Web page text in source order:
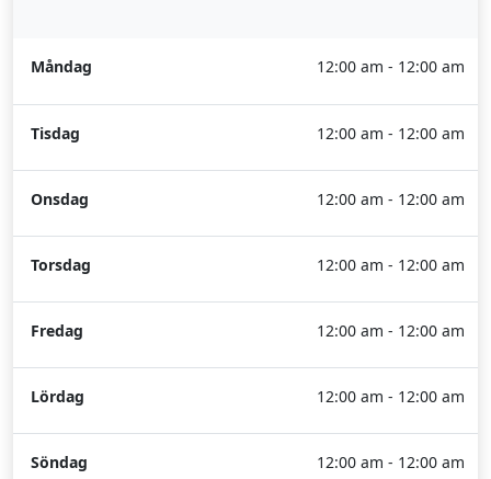
Måndag 12:00 am - 12:00 am
Tisdag 12:00 am - 12:00 am
Onsdag 12:00 am - 12:00 am
Torsdag 12:00 am - 12:00 am
Fredag 12:00 am - 12:00 am
Lördag 12:00 am - 12:00 am
Söndag 12:00 am - 12:00 am